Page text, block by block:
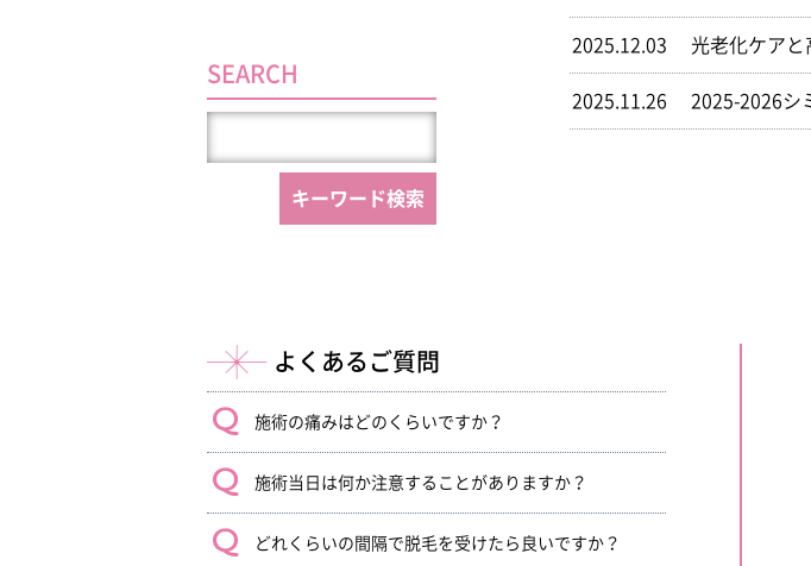
2025.12.03 光老化ケアと
2025.11.26 2025-2026シ
SEARCH
よくあるご質問
施術の痛みはどのくらいですか？
施術当日は何か注意することがありますか？
どれくらいの間隔で脱毛を受けたら良いですか？